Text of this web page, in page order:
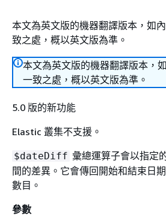
本文為英文版的機器翻譯版本，如
致之處，概以英文版為準。
本文為英文版的機器翻譯版本，
一致之處，概以英文版為準。
5.0 版的新功能
Elastic 叢集不支援。
$dateDiff 彙總運算子會以指定
間的差異。它會傳回開始和結束日
數目。
參數